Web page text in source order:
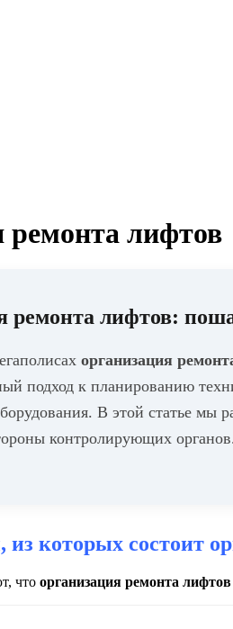
ремонта лифтов
ремонта лифтов:
организация
подход к планированию
В этой статье мы
контролирующих
которых состоит
что организация ремонта лифтов